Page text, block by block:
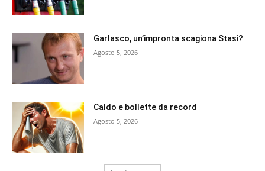
Garlasco, un’impronta scagiona Stasi?
Agosto 5, 2026
Caldo e bollette da record
Agosto 5, 2026